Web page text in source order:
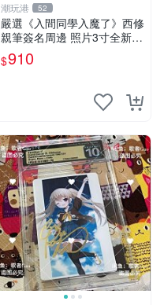
潮玩港 52
嚴選《入間同學入魔了》西修
親筆簽名周邊 照片3寸全新含
卡磚 收藏推薦 鏡像照片 周邊
收藏
$910